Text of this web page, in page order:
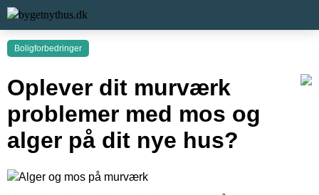
Boligforbedringer
Oplever dit murværk
problemer med mos og
alger på dit nye hus?